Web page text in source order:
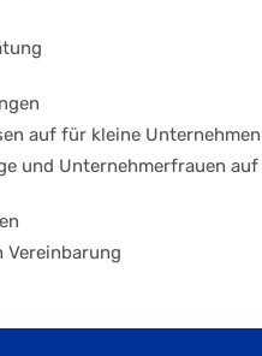
auf für kleine
und Unternehmerfrauen
Vereinbarung